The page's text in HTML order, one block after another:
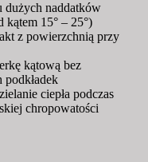
dużych naddatków
kątem 15° – 25°)
z powierzchnią przy
kątową bez
ciepła podczas
chropowatości